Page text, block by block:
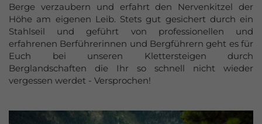
Berge verzaubern und erfahrt den Nervenkitzel der
Höhe am eigenen Leib. Stets gut gesichert durch ein
Stahlseil und geführt von professionellen und
erfahrenen Berführerinnen und Bergführern geht es für
Euch bei unseren Klettersteigen durch
Berglandschaften die Ihr so schnell nicht wieder
vergessen werdet - Versprochen!